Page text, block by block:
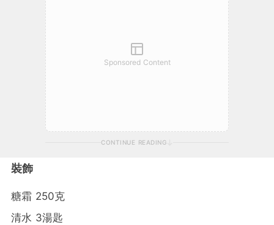
Sponsored Content
CONTINUE READING
裝飾
糖霜 250克
清水 3湯匙